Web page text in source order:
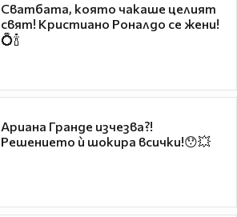
Сватбата, която чакаше целият
свят! Кристиано Роналдо се жени!
💍🍾
Ариана Гранде изчезва?!
Решението ѝ шокира всички!😯💥